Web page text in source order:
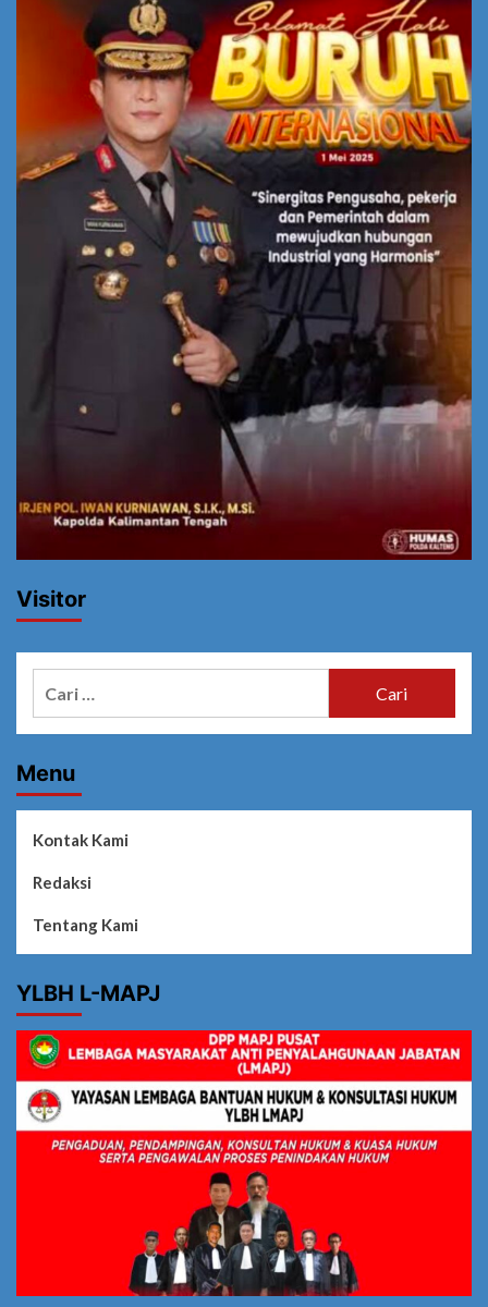
Visitor
Menu
Kontak Kami
Redaksi
Tentang Kami
YLBH L-MAPJ